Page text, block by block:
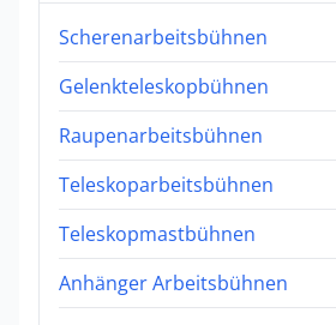
Scherenarbeitsbühnen
Gelenkteleskopbühnen
Raupenarbeitsbühnen
Teleskoparbeitsbühnen
Teleskopmastbühnen
Anhänger Arbeitsbühnen